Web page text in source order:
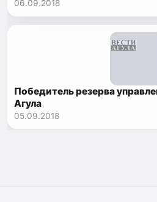
06.09.2018
Победитель резерва
Агула
05.09.2018